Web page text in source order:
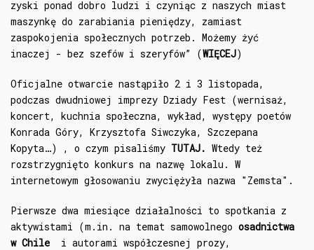
zyski ponad dobro ludzi i czyniąc z naszych miast
maszynkę do zarabiania pieniędzy, zamiast
zaspokojenia społecznych potrzeb. Możemy żyć
inaczej - bez szefów i szeryfów” (WIĘCEJ)
Oficjalne otwarcie nastąpiło 2 i 3 listopada,
podczas dwudniowej imprezy Dziady Fest (wernisaż,
koncert, kuchnia społeczna, wykład, występy poetów
Konrada Góry, Krzysztofa Siwczyka, Szczepana
Kopyta…) , o czym pisaliśmy TUTAJ. Wtedy też
rozstrzygnięto konkurs na nazwę lokalu. W
internetowym głosowaniu zwyciężyła nazwa "Zemsta".
Pierwsze dwa miesiące działalności to spotkania z
aktywistami (m.in. na temat samowolnego osadnictwa
w Chile
i autorami współczesnej prozy,